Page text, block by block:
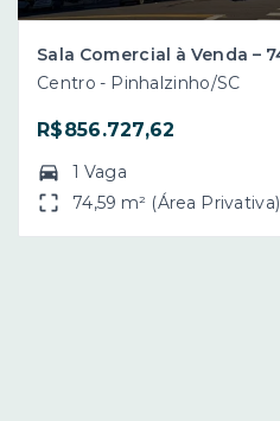
Centro - Pinhalzinho/SC
R$856.727,62
1 Vaga
74,59 m² (Área Privativa)